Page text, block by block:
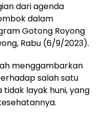
dari agenda
dalam
Gotong Royong
Rabu (6/9/2023).
menggambarkan
salah satu
layak huni, yang